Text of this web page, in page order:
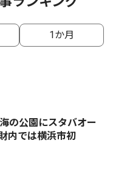
1か月
の公園にスタバオー
内では横浜市初